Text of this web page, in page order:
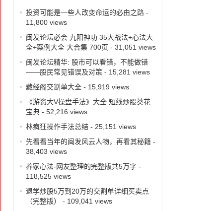
投资可能是一些人改变命运的必由之路-
11,800 views
闽发论坛必会 九阳神功 35大战法+心法大
全+案例大全 大合集 700页 - 31,051 views
闽发论坛精华: 股市可以看错，不能做错
——股民常见错误及对策- 15,281 views
藏经阁交割单大全- 15,919 views
《游资大V操盘手法》大全 短线炒股葵花
宝典- 52,216 views
林疯狂操作手法总结- 25,151 views
先看看当年的闽发风云人物，再看其秘籍-
38,403 views
养家心法-网友整理的完整版共5万字 -
118,525 views
退学炒股5万到20万的交割单详细买卖点
（完整版）
- 109,041 views